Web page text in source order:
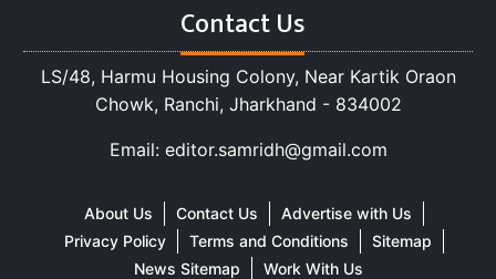
Contact Us
LS/48, Harmu Housing Colony, Near Kartik Oraon
Chowk, Ranchi, Jharkhand - 834002
Email: editor.samridh@gmail.com
About Us Contact Us
Advertise with Us
Privacy Policy
Terms and Conditions
Sitemap
News Sitemap
Work With Us